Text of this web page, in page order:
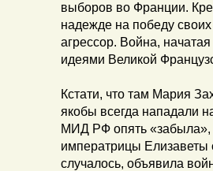
выборов во Франции.
надежде на победу
агрессор. Война,
идеями Великой
Кстати, что там Мария
якобы всегда нападали
МИД РФ опять «забыла»,
императрицы Елизаветы
случалось, объявила